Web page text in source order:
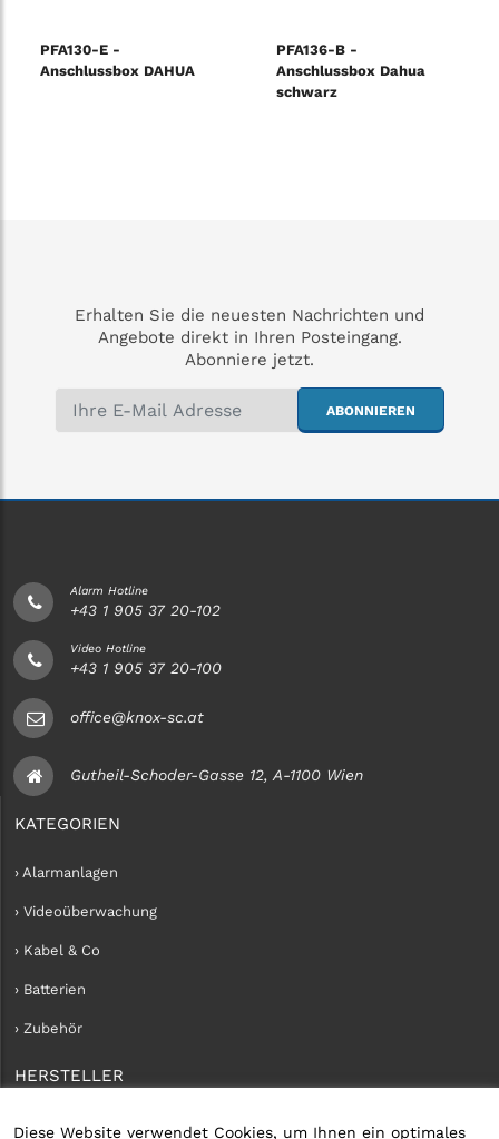
PFA130-E -
Anschlussbox DAHUA
PFA136-B -
Anschlussbox Dahua
schwarz
Diese Website verwendet Cookies, um Ihnen ein optimales
Erhalten Sie die neuesten Nachrichten und
Angebote direkt in Ihren Posteingang.
Abonniere jetzt.
ABONNIEREN
Alarm Hotline
+43 1 905 37 20-102
Video Hotline
+43 1 905 37 20-100
office@knox-sc.at
Gutheil-Schoder-Gasse 12, A-1100 Wien
KATEGORIEN
› Alarmanlagen
› Videoüberwachung
› Kabel & Co
› Batterien
› Zubehör
HERSTELLER
› iConnect